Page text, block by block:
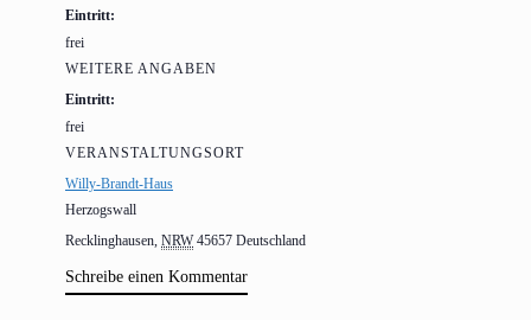
Eintritt:
frei
VERANSTALTUNGSORT
Willy-Brandt-Haus
Herzogswall
Recklinghausen, NRW 45657 Deutschland
WEITERE ANGABEN
Eintritt:
frei
Schreibe einen Kommentar